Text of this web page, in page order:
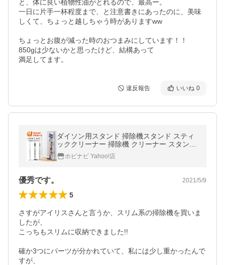
と、体に良い植物性油がとれるので、最高ー。
一日に片手一杯程度まで、と注意書きにあったのに、美味
しくて、ちょっと越しちゃう時がありますww
ちょっとお腹が減った時のおつまみにしています！！
850gは少ないかと思ったけど、結構あって
違反報告 いいね 0
ダイソン用スタンド 掃除機スタンド スティ
ッククリーナー 掃除機 クリーナー スタンド
dyson SV18 V15 V12 V11 V10 V8 V7 V6 sli
m DC35 アイリスオーヤマ
ホビナビ Yahoo!店
優秀です。 2021/5/9
5
さすがアイリスさんと言うか、スリム系の掃除機を買いま
したが、
こっちもスリムに収納できました!!
確か3つにパーツが分かれていて、私には少し重かったんで
すが、